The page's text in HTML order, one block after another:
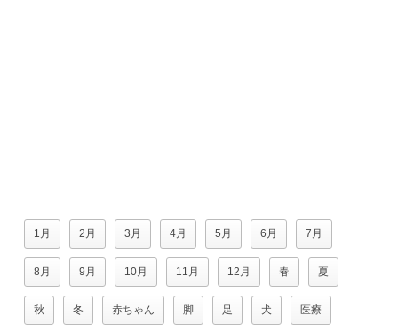
1月 2月 3月 4月 5月 6月 7月
8月 9月 10月 11月 12月 春 夏
秋 冬 赤ちゃん 脚 足 犬 医療